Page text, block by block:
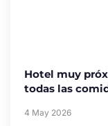
Hotel muy
todas las
4 May 2026